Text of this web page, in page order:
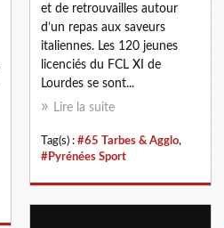
et de retrouvailles autour
d’un repas aux saveurs
italiennes. Les 120 jeunes
licenciés du FCL XI de
Lourdes se sont...
Lire la suite
Tag(s) : #65 Tarbes & Agglo,
#Pyrénées Sport